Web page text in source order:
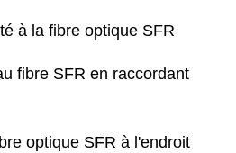
à la fibre optique SFR
fibre SFR en raccordant
optique SFR à l'endroit